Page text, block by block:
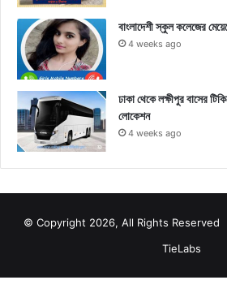
বাংলাদেশী স্কুল কলেজের
4 weeks ago
ঢাকা থেকে লক্ষীপুর বাসের
লোকেশন
4 weeks ago
© Copyright 2026, All Rights Reserved
TieLabs